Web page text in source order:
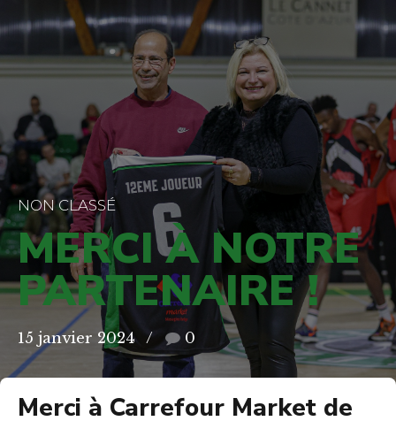
NON CLASSÉ
MERCI À NOTRE
PARTENAIRE !
15 janvier 2024 0
Merci à Carrefour Market de